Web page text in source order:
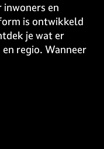
en
is ontwikkeld
je wat er
regio. Wanneer